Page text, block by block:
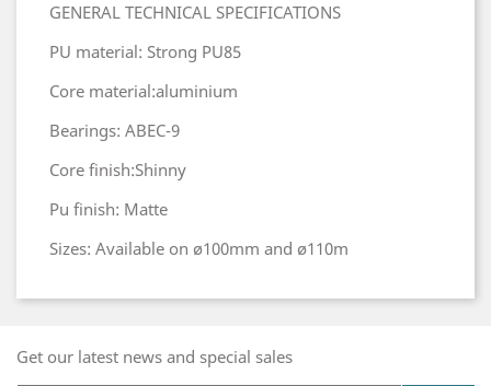
GENERAL TECHNICAL SPECIFICATIONS
PU material: Strong PU85
Core material:aluminium
Bearings: ABEC-9
Core finish:Shinny
Pu finish: Matte
Sizes: Available on ø100mm and ø110m
Get our latest news and special sales